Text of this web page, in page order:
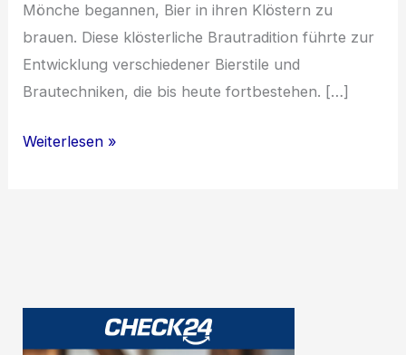
Mönche begannen, Bier in ihren Klöstern zu
brauen. Diese klösterliche Brautradition führte zur
Entwicklung verschiedener Bierstile und
Brautechniken, die bis heute fortbestehen. […]
Die
Weiterlesen »